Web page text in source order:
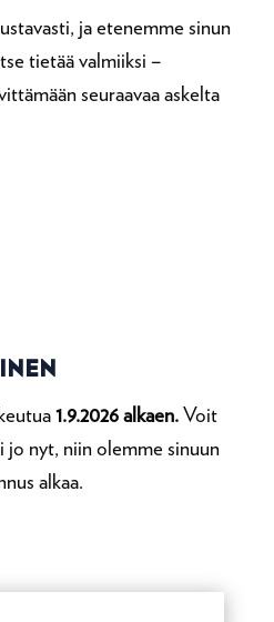
ja etenemme sinun
tietää valmiiksi –
seuraavaa askelta
1.9.2026 alkaen.Voit
jo nyt, niin olemme sinuun
alkaa.